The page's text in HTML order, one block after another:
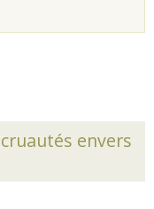
envers